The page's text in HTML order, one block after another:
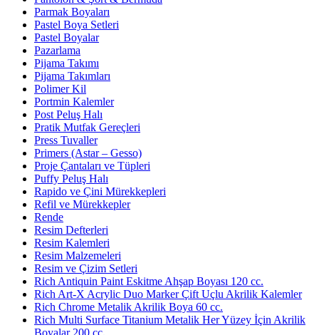
Parmak Boyaları
Pastel Boya Setleri
Pastel Boyalar
Pazarlama
Pijama Takımı
Pijama Takımları
Polimer Kil
Portmin Kalemler
Post Peluş Halı
Pratik Mutfak Gereçleri
Press Tuvaller
Primers (Astar – Gesso)
Proje Çantaları ve Tüpleri
Puffy Peluş Halı
Rapido ve Çini Mürekkepleri
Refil ve Mürekkepler
Rende
Resim Defterleri
Resim Kalemleri
Resim Malzemeleri
Resim ve Çizim Setleri
Rich Antiquin Paint Eskitme Ahşap Boyası 120 cc.
Rich Art-X Acrylic Duo Marker Çift Uçlu Akrilik Kalemler
Rich Chrome Metalik Akrilik Boya 60 cc.
Rich Multi Surface Titanium Metalik Her Yüzey İçin Akrilik